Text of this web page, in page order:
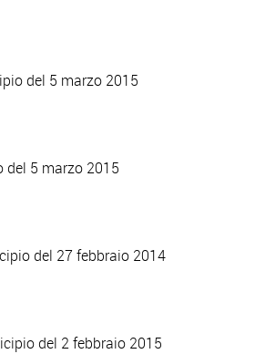
del 5 marzo 2015
del 5 marzo 2015
del 27 febbraio 2014
del 2 febbraio 2015